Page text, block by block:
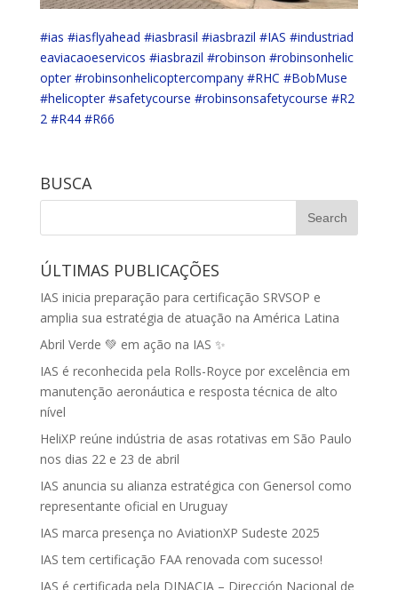
#ias #iasflyahead #iasbrasil #iasbrazil #IAS #industriad
eaviacaoeservicos #iasbrazil #robinson #robinsonhelic
opter #robinsonhelicoptercompany #RHC #BobMuse
#helicopter #safetycourse #robinsonsafetycourse #R2
2 #R44 #R66
BUSCA
ÚLTIMAS PUBLICAÇÕES
IAS inicia preparação para certificação SRVSOP e
amplia sua estratégia de atuação na América Latina
Abril Verde 💚 em ação na IAS ✨
IAS é reconhecida pela Rolls-Royce por excelência em
manutenção aeronáutica e resposta técnica de alto
nível
HeliXP reúne indústria de asas rotativas em São Paulo
nos dias 22 e 23 de abril
IAS anuncia su alianza estratégica con Genersol como
representante oficial en Uruguay
IAS marca presença no AviationXP Sudeste 2025
IAS tem certificação FAA renovada com sucesso!
IAS é certificada pela DINACIA – Dirección Nacional de